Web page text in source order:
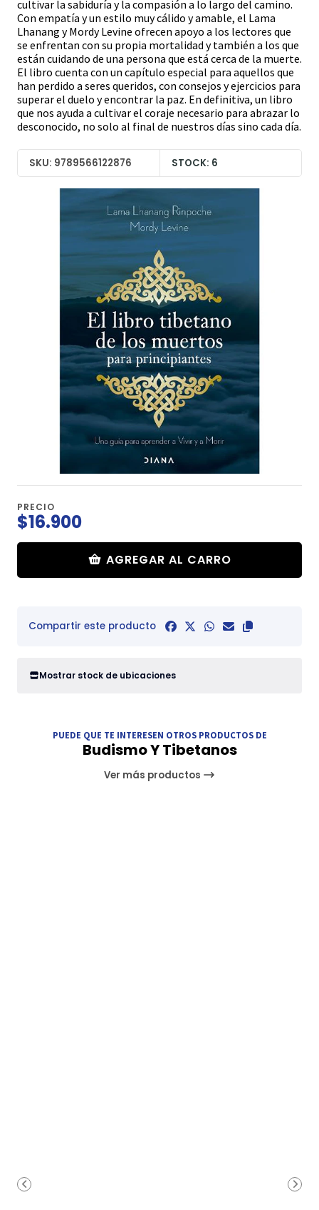
cultivar la sabiduría y la compasión a lo largo del camino.
Con empatía y un estilo muy cálido y amable, el Lama
Lhanang y Mordy Levine ofrecen apoyo a los lectores que
se enfrentan con su propia mortalidad y también a los que
están cuidando de una persona que está cerca de la muerte.
El libro cuenta con un capítulo especial para aquellos que
han perdido a seres queridos, con consejos y ejercicios para
superar el duelo y encontrar la paz. En definitiva, un libro
que nos ayuda a cultivar el coraje necesario para abrazar lo
desconocido, no solo al final de nuestros días sino cada día.
SKU: 9789566122876 STOCK: 6
PRECIO
$16.900
AGREGAR AL CARRO
Compartir este producto
Mostrar stock de ubicaciones
PUEDE QUE TE INTERESEN OTROS PRODUCTOS DE
Budismo Y Tibetanos
Ver más productos